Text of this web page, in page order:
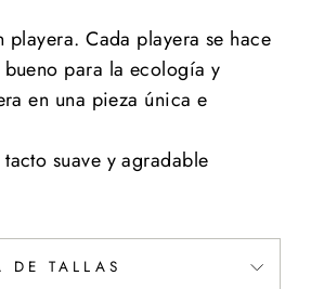
playera. Cada playera se hace
bueno para la ecología y
en una pieza única e
suave y agradable
DE TALLAS